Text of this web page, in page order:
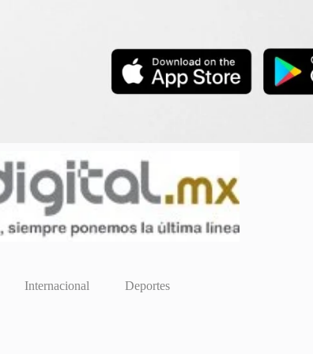
Internacional Deportes